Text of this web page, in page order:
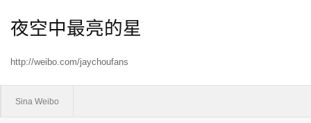
夜空中最亮的星
http://weibo.com/jaychoufans
Sina Weibo